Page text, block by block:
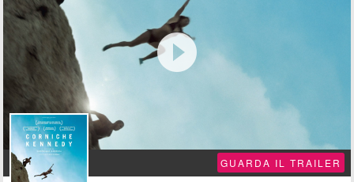

GUARDA IL TRAILER